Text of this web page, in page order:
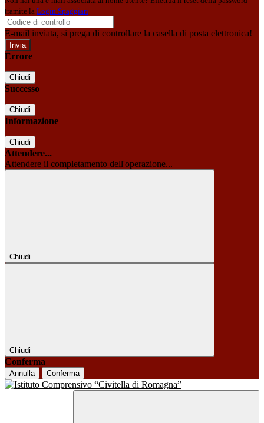
tramite la Login Spaggiari
E-mail inviata, si prega di controllare la casella di posta elettronica!
Errore
Chiudi
Successo
Chiudi
Informazione
Chiudi
Attendere...
Attendere il completamento dell'operazione...
Chiudi
Chiudi
Conferma
Annulla Conferma